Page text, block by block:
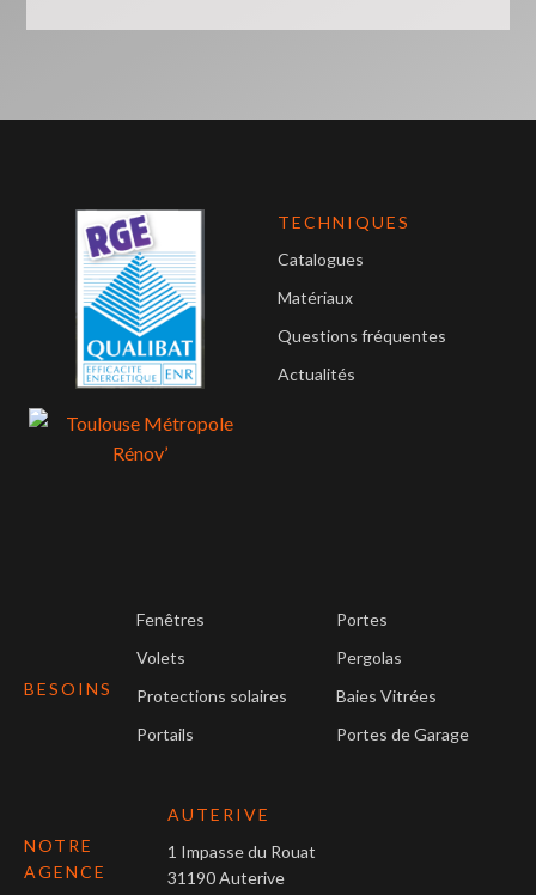
TECHNIQUES
Catalogues
Matériaux
Questions fréquentes
Actualités
BESOINS
Fenêtres
Volets
Protections solaires
Portails
Portes
Pergolas
Baies Vitrées
Portes de Garage
NOTRE
AGENCE
AUTERIVE
1 Impasse du Rouat
31190 Auterive